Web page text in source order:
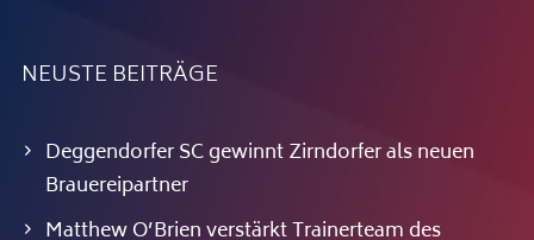
NEUSTE BEITRÄGE
Deggendorfer SC gewinnt Zirndorfer als neuen
Brauereipartner
Matthew O’Brien verstärkt Trainerteam des